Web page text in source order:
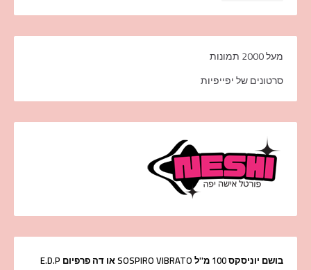
מעל 2000 תמונות
סרטונים של יפייפיות
בושם יוניסקס 100 מ''ל SOSPIRO VIBRATO או דה פרפיום E.D.P